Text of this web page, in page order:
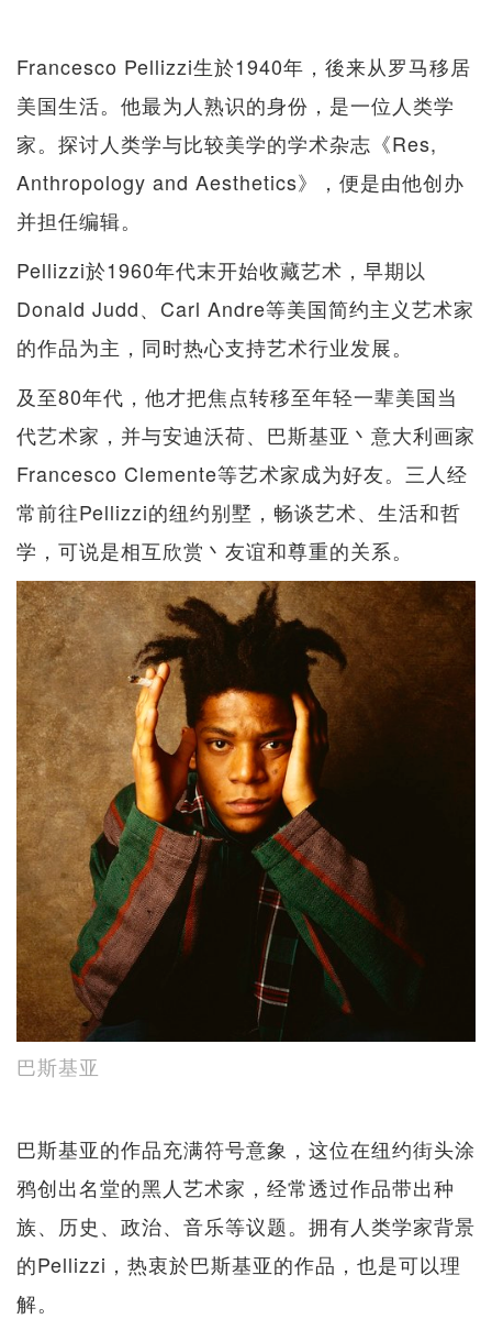
Francesco Pellizzi生於1940年，後来从罗马移居
美国生活。他最为人熟识的身份，是一位人类学
家。探讨人类学与比较美学的学术杂志《Res,
Anthropology and Aesthetics》，便是由他创办
并担任编辑。
Pellizzi於1960年代末开始收藏艺术，早期以
Donald Judd、Carl Andre等美国简约主义艺术家
的作品为主，同时热心支持艺术行业发展。
及至80年代，他才把焦点转移至年轻一辈美国当
代艺术家，并与安迪沃荷、巴斯基亚丶意大利画家
Francesco Clemente等艺术家成为好友。三人经
常前往Pellizzi的纽约别墅，畅谈艺术、生活和哲
学，可说是相互欣赏丶友谊和尊重的关系。
巴斯基亚
巴斯基亚的作品充满符号意象，这位在纽约街头涂
鸦创出名堂的黑人艺术家，经常透过作品带出种
族、历史、政治、音乐等议题。拥有人类学家背景
的Pellizzi，热衷於巴斯基亚的作品，也是可以理
解。